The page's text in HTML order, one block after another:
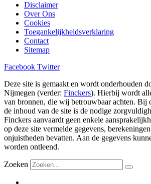
Disclaimer
Over Ons
Cookies
Toegankelijkheidsverklaring
Contact
Sitemap
Facebook Twitter
Deze site is gemaakt en wordt onderhouden
Nijmegen (verder: Finckers). Hierbij wordt
van bronnen, die wij betrouwbaar achten. Bij
de inhoud van de site is de nodige
Finckers aanvaardt geen enkele
op deze site vermelde gegevens,
onjuistheden bevatten. Aan de gegevens
worden ontleend.
Zoeken